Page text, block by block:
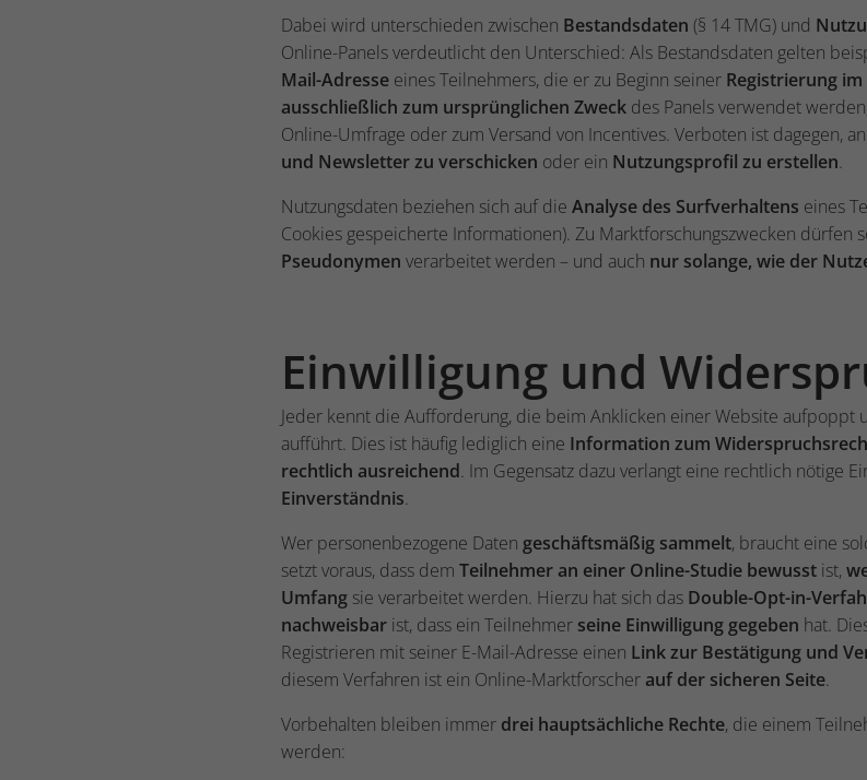
Dabei wird unterschieden zwischen Bestandsdaten (§ 14 TMG) und
Online-Panels verdeutlicht den Unterschied: Als Bestandsdaten gelten
Mail-Adresse eines Teilnehmers, die er zu Beginn seiner Registrierung im
ausschließlich zum ursprünglichen Zweck des Panels verwendet
Online-Umfrage oder zum Versand von Incentives. Verboten ist dagegen,
und Newsletter zu verschicken oder ein Nutzungsprofil zu erstellen.
Nutzungsdaten beziehen sich auf die Analyse des Surfverhaltens eines
Cookies gespeicherte Informationen). Zu Marktforschungszwecken dürfen
Pseudonymen verarbeitet werden – und auch nur solange, wie der
Einwilligung und
Jeder kennt die Aufforderung, die beim Anklicken einer Website aufpoppt
aufführt. Dies ist häufig lediglich eine Information zum
rechtlich ausreichend. Im Gegensatz dazu verlangt eine rechtlich nötige
Einverständnis.
Wer personenbezogene Daten geschäftsmäßig sammelt, braucht eine
setzt voraus, dass dem Teilnehmer an einer Online-Studie bewusst ist,
Umfang sie verarbeitet werden. Hierzu hat sich das Double-Opt-in-
nachweisbar ist, dass ein Teilnehmer seine Einwilligung gegeben hat.
Registrieren mit seiner E-Mail-Adresse einen Link zur Bestätigung und
diesem Verfahren ist ein Online-Marktforscher auf der sicheren Seite.
Vorbehalten bleiben immer drei hauptsächliche Rechte, die einem
werden: